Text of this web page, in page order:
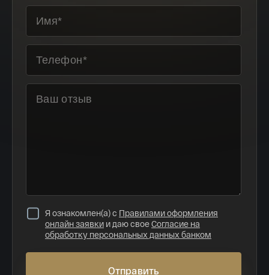
массовое производство танков Т-34. Коллективу завода 33
раза вручали переходящее Красное знамя
награжден орденом Кутузова первой степени.
Я ознакомлен(а) с Правилами оформления
онлайн заявки и даю своеСогласие на
обработку персональных данных банком
Отправить